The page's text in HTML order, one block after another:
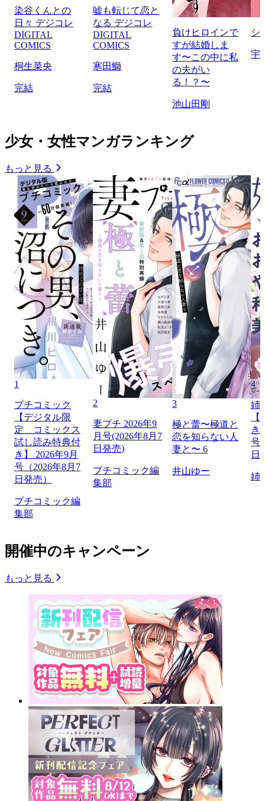
染谷くんとの
日々 デジコレ
DIGITAL
COMICS
桐生菜央
完結
嘘も転じて恋と
なる デジコレ
DIGITAL
COMICS
寒田鰤
完結
負けヒロインで
すが結婚しま
す〜この中に私
の夫がい
る！？〜
池山田剛
シ
宇
少女・女性マンガランキング
もっと見る
1
プチコミック
【デジタル限
定 コミックス
試し読み特典付
き】 2026年9月
号（2026年8月7
日発売）
プチコミック編
集部
2
妻プチ 2026年9
月号(2026年8月7
日発売)
プチコミック編
集部
3
極と蕾〜極道と
恋を知らない人
妻と〜 6
井山ゆー
4
姉
き
号
日
姉
開催中のキャンペーン
もっと見る